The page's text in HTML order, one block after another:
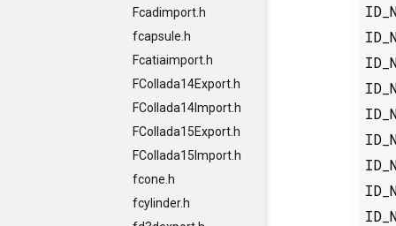
Fcadimport.h
fcapsule.h
Fcatiaimport.h
FCollada14Export.h
FCollada14Import.h
FCollada15Export.h
FCollada15Import.h
fcone.h
fcylinder.h